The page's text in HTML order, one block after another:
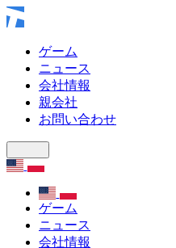
ゲーム
ニュース
会社情報
親会社
お問い合わせ
ゲーム
ニュース
会社情報